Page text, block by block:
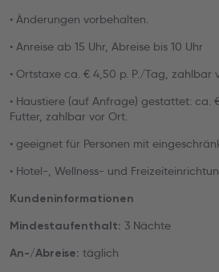
• Änderungen vorbehalten.
• Anreise ab 15 Uhr, Abreise bis 10 Uhr
• Ortstaxe ca. € 4,50 p. P./Tag, zahlbar
• Haustiere (auf Anfrage) gestattet: ca.
Futter, zahlbar vor Ort.
• geeignet für Personen mit
• Hotel-, Wellness- und
Kundeninformationen
Mindestaufenthalt: 3 Nächte
An-/Abreise: täglich